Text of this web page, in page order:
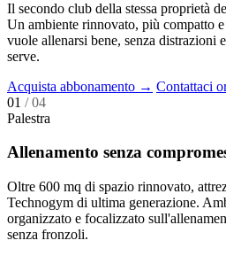
Il secondo club della stessa proprietà
Un ambiente rinnovato, più compatto
vuole allenarsi bene, senza distrazioni
serve.
Acquista abbonamento → Contattaci
01 / 04
Palestra
Allenamento senza
Oltre 600 mq di spazio rinnovato,
Technogym di ultima generazione.
organizzato e focalizzato
senza fronzoli.